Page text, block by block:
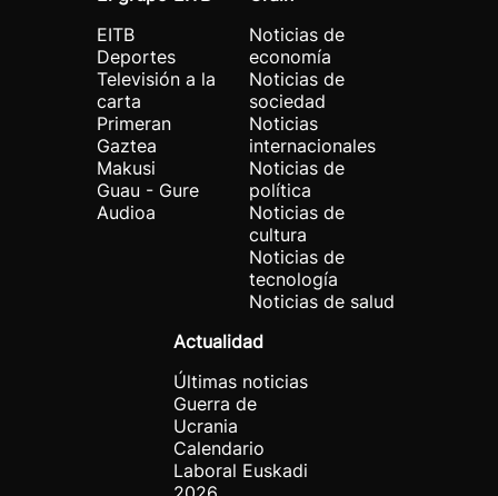
EITB
Deportes
Televisión a la
carta
Primeran
Gaztea
Makusi
Guau - Gure
Audioa
Noticias de
economía
Noticias de
sociedad
Noticias
internacionales
Noticias de
política
Noticias de
cultura
Noticias de
tecnología
Noticias de salud
Actualidad
Últimas noticias
Guerra de
Ucrania
Calendario
Laboral Euskadi